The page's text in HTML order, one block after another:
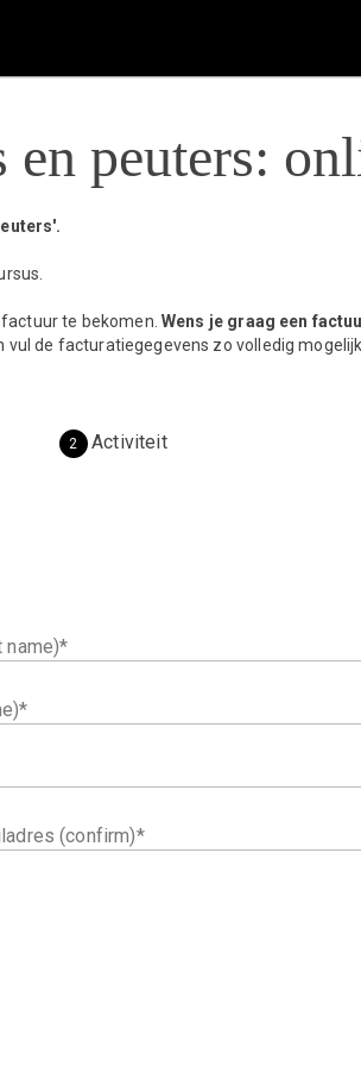
peuters:
te bekomen.Wens je graag een
de facturatiegegevens zo volledig mogelijk
2 Activiteit
name)
(confirm)